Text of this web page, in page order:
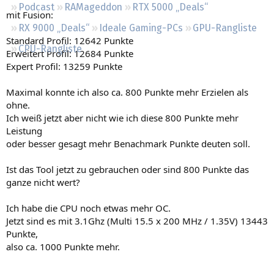
Podcast RAMageddon
RTX 5000 „Deals“
RX 9000 „Deals“
Ideale Gaming-PCs
GPU-Rangliste
CPU-Rangliste
mit Fusion:
Standard Profil: 12642 Punkte
Erweitert Profil: 12684 Punkte
Expert Profil: 13259 Punkte
Maximal konnte ich also ca. 800 Punkte mehr Erzielen als
ohne.
Ich weiß jetzt aber nicht wie ich diese 800 Punkte mehr
Leistung
oder besser gesagt mehr Benachmark Punkte deuten soll.
Ist das Tool jetzt zu gebrauchen oder sind 800 Punkte das
ganze nicht wert?
Ich habe die CPU noch etwas mehr OC.
Jetzt sind es mit 3.1Ghz (Multi 15.5 x 200 MHz / 1.35V) 13443
Punkte,
also ca. 1000 Punkte mehr.